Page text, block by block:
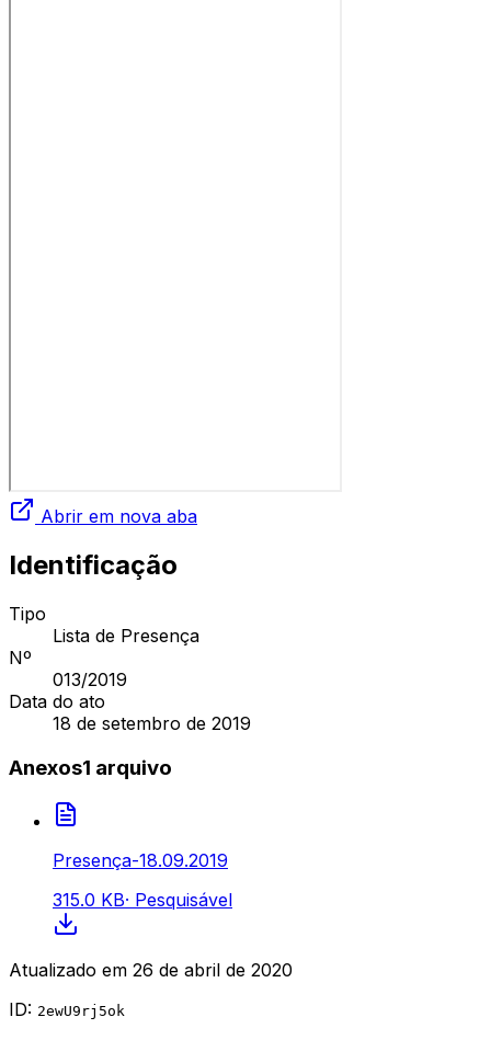
Abrir em nova aba
Identificação
Tipo
Lista de Presença
Nº
013/2019
Data do ato
18 de setembro de 2019
Anexos1 arquivo
Presença-18.09.2019
315.0 KB· Pesquisável
Atualizado em 26 de abril de 2020
ID: 2ewU9rj5ok